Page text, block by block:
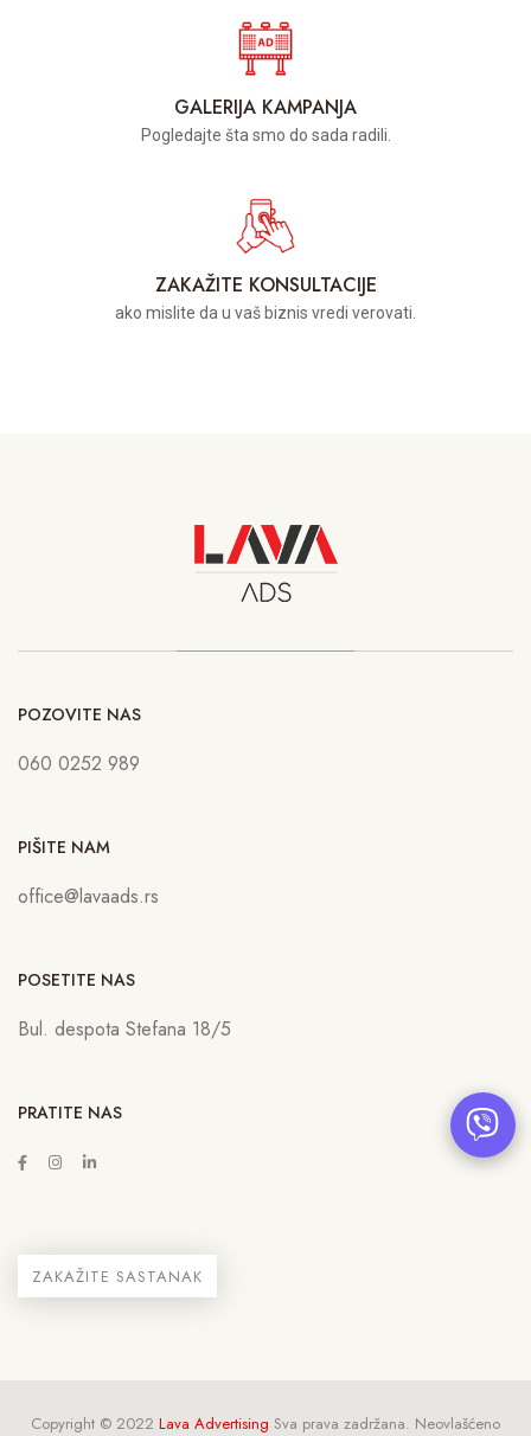
GALERIJA KAMPANJA
Pogledajte šta smo do sada radili.
ZAKAŽITE KONSULTACIJE
ako mislite da u vaš biznis vredi verovati.
POZOVITE NAS
060 0252 989
PIŠITE NAM
office@lavaads.rs
POSETITE NAS
Bul. despota Stefana 18/5
PRATITE NAS
ZAKAŽITE SASTANAK
Copyright © 2022 Lava Advertising Sva prava zadržana. Neovlašćeno